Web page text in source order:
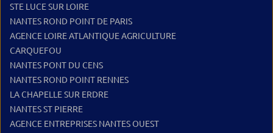
STE LUCE SUR LOIRE
NANTES ROND POINT DE PARIS
AGENCE LOIRE ATLANTIQUE AGRICULTURE
CARQUEFOU
NANTES PONT DU CENS
NANTES ROND POINT RENNES
LA CHAPELLE SUR ERDRE
NANTES ST PIERRE
AGENCE ENTREPRISES NANTES OUEST